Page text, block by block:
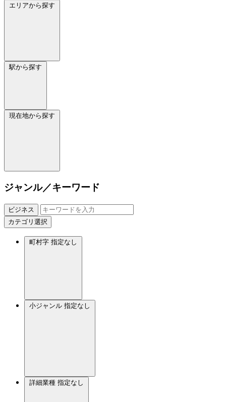
エリアから探す
駅から探す
現在地から探す
ジャンル／キーワード
ビジネス
カテゴリ選択
町村字 指定なし
小ジャンル 指定なし
詳細業種 指定なし